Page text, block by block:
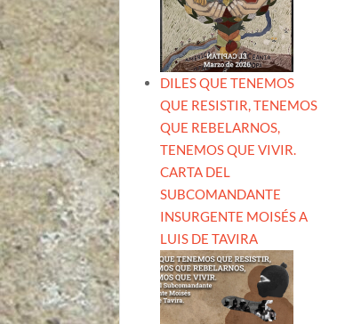
DILES QUE TENEMOS
QUE RESISTIR, TENEMOS
QUE REBELARNOS,
TENEMOS QUE VIVIR.
CARTA DEL
SUBCOMANDANTE
INSURGENTE MOISÉS A
LUIS DE TAVIRA